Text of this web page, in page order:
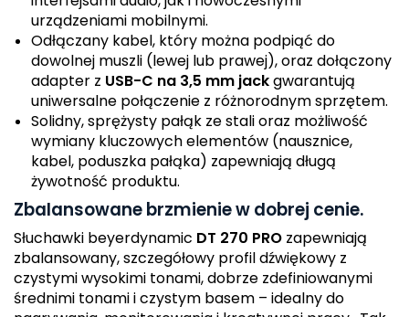
urządzeniami mobilnymi.
Odłączany kabel, który można podpiąć do
dowolnej muszli (lewej lub prawej), oraz dołączony
adapter z USB-C na 3,5 mm jackgwarantują
uniwersalne połączenie z różnorodnym sprzętem.
Solidny, sprężysty pałąk ze stali oraz możliwość
wymiany kluczowych elementów (nausznice,
kabel, poduszka pałąka) zapewniają długą
żywotność produktu.
Zbalansowane brzmienie w dobrej cenie.
Słuchawki beyerdynamic DT 270 PRO zapewniają
zbalansowany, szczegółowy profil dźwiękowy z
czystymi wysokimi tonami, dobrze zdefiniowanymi
średnimi tonami i czystym basem – idealny do